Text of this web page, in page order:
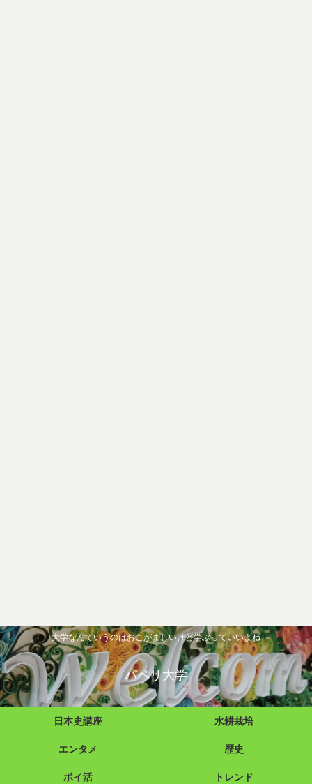
大学なんていうのはおこがましいけど学ぶっていいよね
パペリ大学
日本史講座 水耕栽培
エンタメ 歴史
ポイ活 トレンド